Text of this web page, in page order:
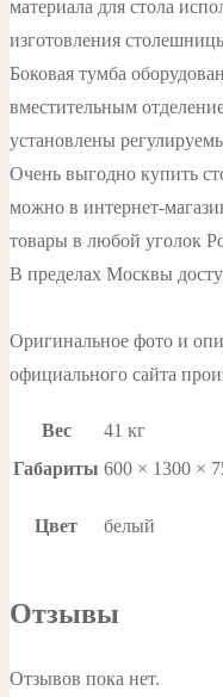
материала для стола
изготовления
Боковая тумба
вместительным
установлены
Очень выгодно купить
можно в интернет-
товары в любой уголок
В пределах Москвы
Оригинальное фото и
официального сайта
Вес
41 кг
Габариты 600 × 1300 ×
Цвет белый
Отзывы
Отзывов пока нет.